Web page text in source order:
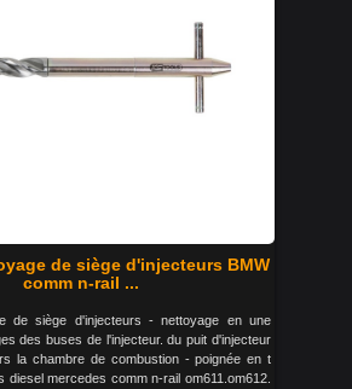
de siège d'injecteurs BMW
comm n-rail ...
de siège d'injecteurs - nettoyage en une
des buses de l'injecteur. du puit d'injecteur
la chambre de combustion - poignée en t
diesel mercedes comm n-rail om611.om612.